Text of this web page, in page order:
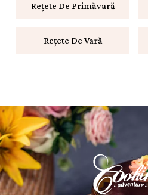
Rețete De Primăvară
Rețete De Vară